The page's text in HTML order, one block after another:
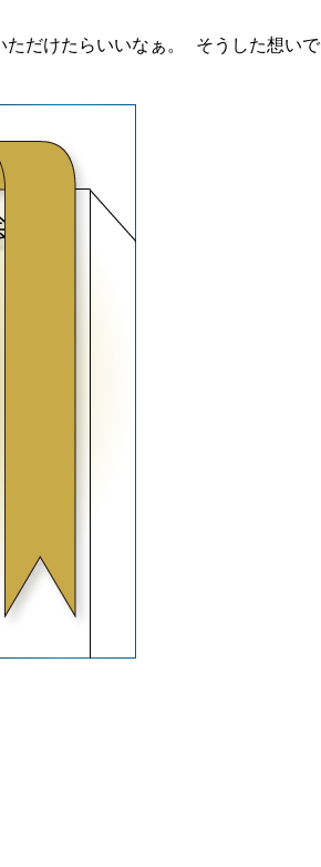
ただけたらいいなぁ。 そうした想い